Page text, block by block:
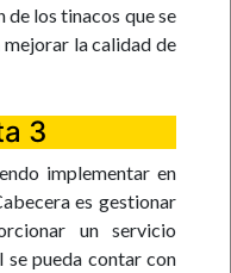
los tinacos que se
mejorar la calidad de
3
implementar en
es gestionar
un servicio
se pueda contar con